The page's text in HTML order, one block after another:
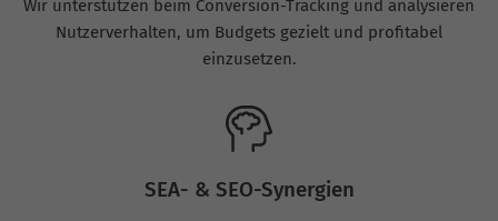
Wir unterstützen beim Conversion-Tracking und analysieren
Nutzerverhalten, um Budgets gezielt und profitabel
einzusetzen.
SEA- & SEO-Synergien